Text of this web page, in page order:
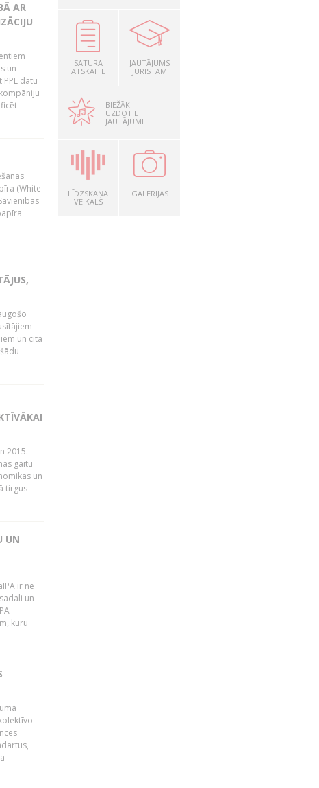
AR
un
datu
(White
un cita
2015.
gaitu
un
tirgus
UN
ir ne
un
kuru
SATURA
ATSKAITE
JAUTĀJUMS
JURISTAM
BIEŽĀK
UZDOTIE
JAUTĀJUMI
LĪDZSKAŅA
VEIKALS
GALERIJAS